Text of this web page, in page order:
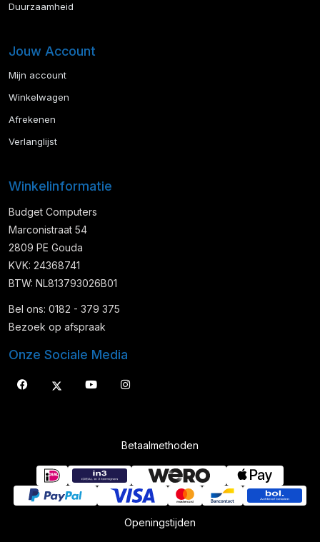
Duurzaamheid
Jouw Account
Mijn account
Winkelwagen
Afrekenen
Verlanglijst
Winkelinformatie
Budget Computers
Marconistraat 54
2809 PE Gouda
KVK: 24368741
BTW: NL813793026B01
Bel ons: 0182 - 379 375
Bezoek op afspraak
Onze Sociale Media
Betaalmethoden
Openingstijden